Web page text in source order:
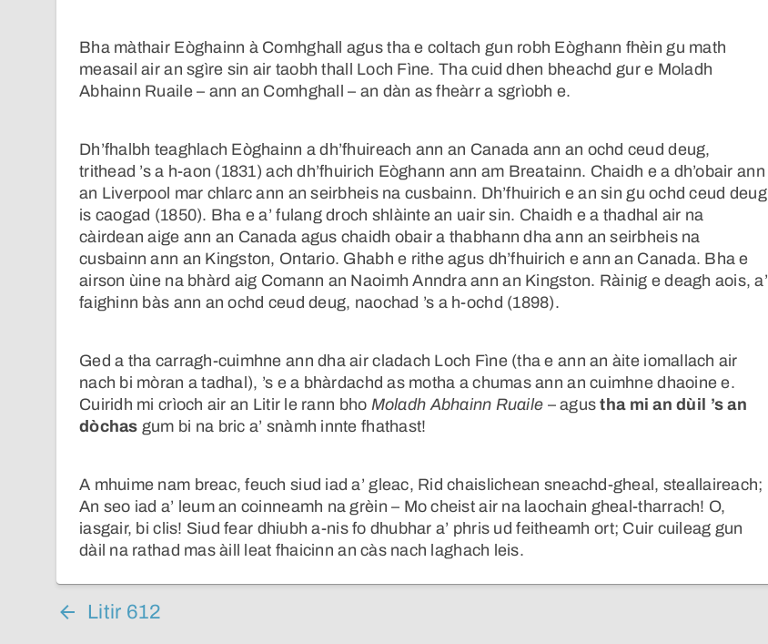
Bha màthair Eòghainn à Comhghall agus tha e coltach gun robh Eòghann fhèin gu math
measail air an sgìre sin air taobh thall Loch Fìne. Tha cuid dhen bheachd gur e Moladh
Abhainn Ruaile – ann an Comhghall – an dàn as fheàrr a sgrìobh e.
Dh’fhalbh teaghlach Eòghainn a dh’fhuireach ann an Canada ann an ochd ceud deug,
trithead ’s a h-aon (1831) ach dh’fhuirich Eòghann ann am Breatainn. Chaidh e a dh’obair ann
an Liverpool mar chlarc ann an seirbheis na cusbainn. Dh’fhuirich e an sin gu ochd ceud deug
is caogad (1850). Bha e a’ fulang droch shlàinte an uair sin. Chaidh e a thadhal air na
càirdean aige ann an Canada agus chaidh obair a thabhann dha ann an seirbheis na
cusbainn ann an Kingston, Ontario. Ghabh e rithe agus dh’fhuirich e ann an Canada. Bha e
airson ùine na bhàrd aig Comann an Naoimh Anndra ann an Kingston. Ràinig e deagh aois, a’
faighinn bàs ann an ochd ceud deug, naochad ’s a h-ochd (1898).
Ged a tha carragh-cuimhne ann dha air cladach Loch Fìne (tha e ann an àite iomallach air
nach bi mòran a tadhal), ’s e a bhàrdachd as motha a chumas ann an cuimhne dhaoine e.
Cuiridh mi crìoch air an Litir le rann bho Moladh Abhainn Ruaile – agustha mi an dùil ’s an
dòchas gum bi na bric a’ snàmh innte fhathast!
A mhuime nam breac, feuch siud iad a’ gleac, Rid chaislichean sneachd-gheal, steallaireach;
An seo iad a’ leum an coinneamh na grèin – Mo cheist air na laochain gheal-tharrach! O,
iasgair, bi clis! Siud fear dhiubh a-nis fo dhubhar a’ phris ud feitheamh ort; Cuir cuileag gun
dàil na rathad mas àill leat fhaicinn an càs nach laghach leis.
Litir 612